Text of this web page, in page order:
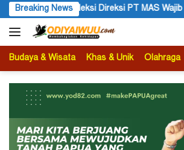
Langsung
ke
konten
Breaking News
MAS Wajib Lewat Mekanisme RUPS
Budaya & Wisata Khas & Unik Olahraga